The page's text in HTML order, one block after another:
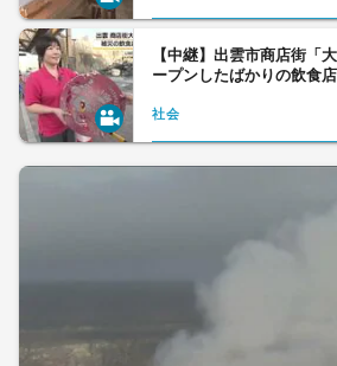
【中継】出雲市商店街「
ープンしたばかりの飲食
社会